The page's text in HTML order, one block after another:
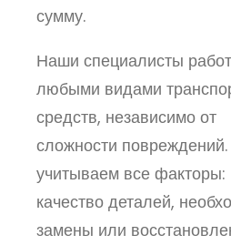
сумму.
Наши специалисты
любыми видами
средств, независимо от
сложности
учитываем все факторы:
качество деталей,
замены или